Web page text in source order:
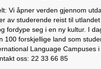
Vi åpner verden gjennom
av studerende reist til
fordype seg i en ny kultur. I
100 forskjellige land som
Language Campuses
oss: 22 33 66 85